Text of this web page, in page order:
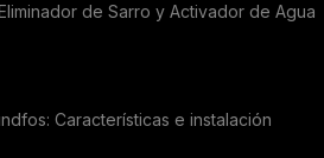
de Sarro y Activador de Agua
Características e instalación